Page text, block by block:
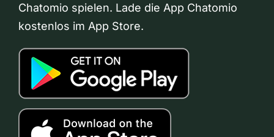
Chatomio spielen. Lade die App Chatomio
kostenlos im App Store.